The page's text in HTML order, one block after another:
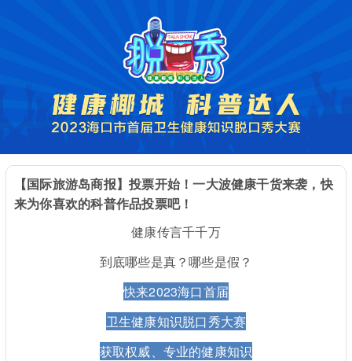
【国际旅游岛商报】投票开始！一大波健康干货来袭，快
来为你喜欢的科普作品投票吧！
健康传言千千万
到底哪些是真？哪些是假？
快来2023海口首届
卫生健康知识脱口秀大赛
获取权威、专业的健康知识